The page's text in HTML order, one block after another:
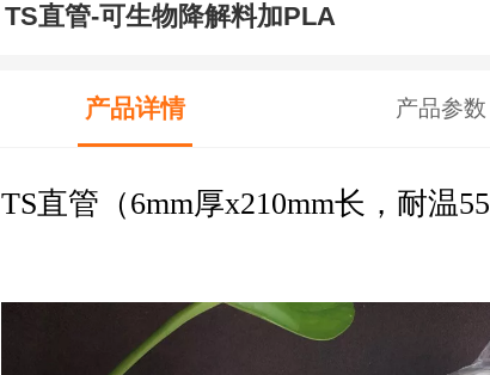
TS直管-可生物降解料加PLA
产品详情 产品参数
TS直管（6mm厚x210mm长，耐温